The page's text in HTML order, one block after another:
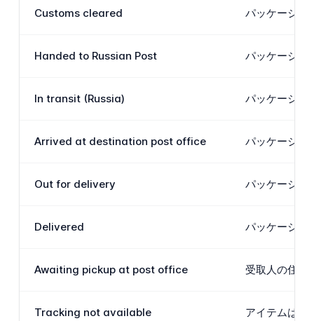
Customs cleared パッケージは
Handed to Russian Post パッケージは
In transit (Russia) パッケージは
Arrived at destination post office パッケージは
Out for delivery パッケージは
Delivered パッケージは
Awaiting pickup at post office 受取人の住所
Tracking not available アイテムは無